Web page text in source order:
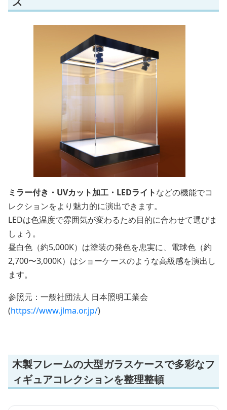
ミラー付き・UVカット加工・LEDライトなどの機能でコ
レクションをより魅力的に演出できます。
LEDは色温度で雰囲気が変わるため目的に合わせて選びま
しょう。
昼白色（約5,000K）は塗装の発色を忠実に、電球色（約
2,700〜3,000K）はショーケースのような高級感を演出し
ます。
参照元：一般社団法人 日本照明工業会
(https://www.jlma.or.jp/)
木製フレームの大型ガラスケースで多彩なフ
ィギュアコレクションを整理整頓